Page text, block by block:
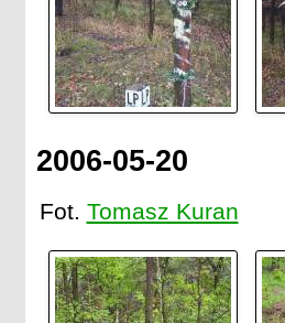
2006-05-20
Fot. Tomasz Kuran